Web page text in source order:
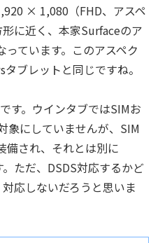
× 1,080（FHD、アスペ
に近く、本家Surfaceのア
ています。このアスペク
ブレットと同じですね。
す。ウインタブではSIMお
象にしていませんが、SIM
備され、それとは別に
ただ、DSDS対応するかど
応しないだろうと思いま